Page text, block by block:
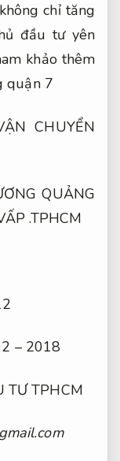
chỉ tăng
đầu tư yên
khảo thêm
quận 7
CHUYỂN
QUẢNG
.TPHCM
– 2018
TƯ TPHCM